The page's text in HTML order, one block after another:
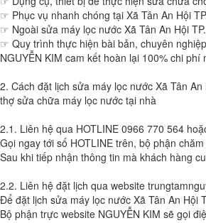
☞ Phục vụ nhanh chóng tại Xã Tân An Hội
☞ Ngoài sửa máy lọc nước Xã Tân An Hội
☞ Quy trình thực hiện bài bản, chuyên
NGUYỄN KIM cam kết hoàn lại 100% chi
2. Cách đặt lịch sửa máy lọc nước Xã Tân
thợ sửa chữa máy lọc nước tại nhà
2.1. Liên hệ qua HOTLINE 0966 770 564
Gọi ngay tới số HOTLINE trên, bộ phận
Sau khi tiếp nhận thông tin mà khách hàng
2.2. Liên hệ đặt lịch qua website
Để đặt lịch sửa máy lọc nước Xã Tân An Hội
Bộ phận trực website NGUYỄN KIM sẽ gọi